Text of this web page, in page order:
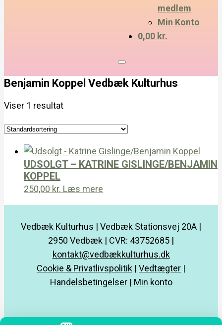
medlem
Min Konto
0,00 kr.
Benjamin Koppel Vedbæk Kulturhus
Viser 1 resultat
UDSOLGT – KATRINE GISLINGE/BENJAMIN
KOPPEL
250,00 kr. Læs mere
Vedbæk Kulturhus | Vedbæk Stationsvej 20A |
2950 Vedbæk | CVR: 43752685 |
kontakt@vedbækkulturhus.dk
Cookie & Privatlivspolitik | Vedtægter |
Handelsbetingelser| Min konto